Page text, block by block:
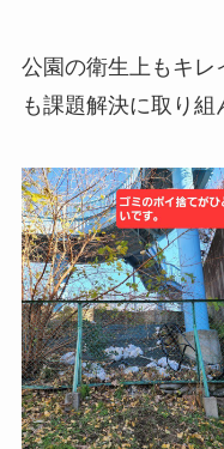
公園の衛生上もキレ
も課題解決に取り組